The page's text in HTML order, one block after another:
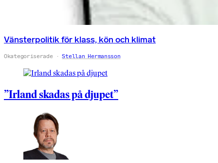
Vänsterpolitik för klass, kön och klimat
Okategoriserade Stellan Hermansson
”Irland skadas på djupet”